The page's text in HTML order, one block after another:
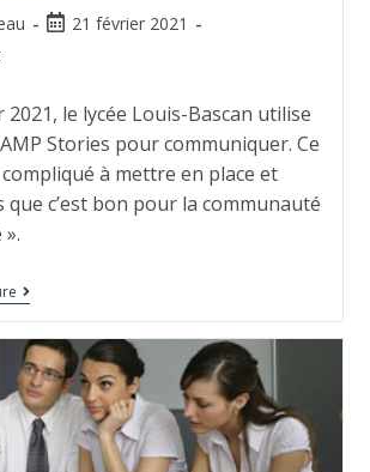
21 février 2021
le lycée Louis-Bascan utilise
Stories pour communiquer. Ce
compliqué à mettre en place et
que c’est bon pour la communauté